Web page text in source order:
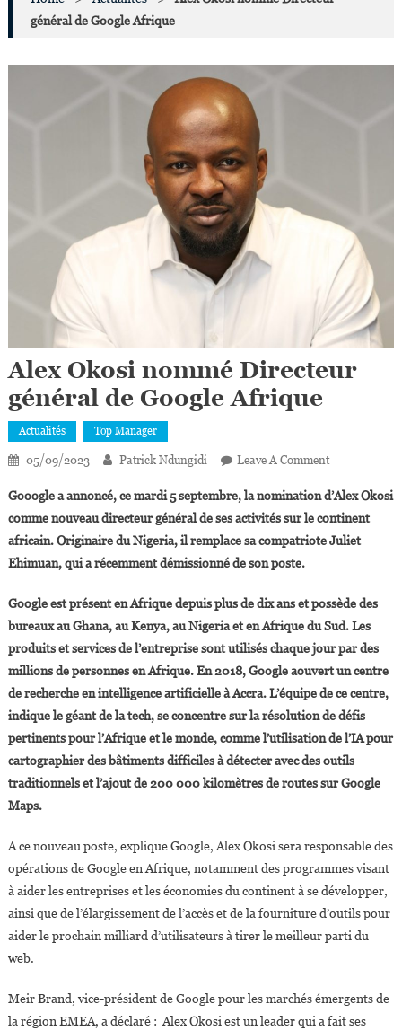
général de Google Afrique
Alex Okosi nommé Directeur
général de Google Afrique
Actualités Top Manager
05/09/2023 Patrick Ndungidi Leave A CommentOn
Okosi
Nommé
Directeur
Google
Afrique
Gooogle a annoncé, ce mardi 5 septembre, la nomination d’Alex Okosi
comme nouveau directeur général de ses activités sur le continent
africain. Originaire du Nigeria, il remplace sa compatriote Juliet
Ehimuan, qui a récemment démissionné de son poste.
Google est présent en Afrique depuis plus de dix ans et possède des
bureaux au Ghana, au Kenya, au Nigeria et en Afrique du Sud. Les
produits et services de l’entreprise sont utilisés chaque jour par des
millions de personnes en Afrique. En 2018, Google aouvert un centre
de recherche en intelligence artificielle à Accra. L’équipe de ce centre,
indique le géant de la tech, se concentre sur la résolution de défis
pertinents pour l’Afrique et le monde, comme l’utilisation de l’IA pour
cartographier des bâtiments difficiles à détecter avec des outils
traditionnels et l’ajout de 200 000 kilomètres de routes sur Google
Maps.
A ce nouveau poste, explique Google, Alex Okosi sera responsable des
opérations de Google en Afrique, notamment des programmes visant
à aider les entreprises et les économies du continent à se développer,
ainsi que de l’élargissement de l’accès et de la fourniture d’outils pour
aider le prochain milliard d’utilisateurs à tirer le meilleur parti du
web.
Meir Brand, vice-président de Google pour les marchés émergents de
la région EMEA, a déclaré : Alex Okosi est un leader qui a fait ses